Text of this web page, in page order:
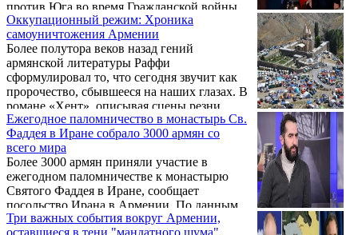
прогнозы часто строятся на анализе
невидимых, но ощутимых гравитационных
сдвигов на международной арене. Именно
такая ...
против Юга во время Гражданской войны.
Позднее, в годы холодной войны, США
применили стратегию анаконды в
отношении СССР. Затем она была
продолжена в отношении России, Ирака,
Ливии, а теперь и Ирана...
Оккупационный режим: Хроника
самоуничтожения Армении
Более полутора веков назад гений
армянской литературы Раффи
сформулировал то, что сегодня звучит как
пророчество, сбывшееся на наших глазах. В
романе «Хент», описывая сцены резни
армян турками и курдами, он вложил в уста
своего героя слова, которые должны были
стать предупреждением для всех
последующих поколений: «Смотрите,
смотрите! В этой толпе нет ни одного, кто
поднял бы руку на своих убийц!.. Изверги
поджигают дома, бросают детей в огонь,
похищают женщин – и все это происходит
Ежегодное паломничество в монастырь Св.
Фаддея в Иране собрало 3000 армян со
всего мира
Более 3000 армян приняли участие в
ежегодном паломничестве к монастырю
Святого Фаддея в Иране, сообщает
посольство Ирана в Армении. По данным
дипмиссии, паломничество прошло 16-18
Три важных события вокруг Армении,
оставшиеся в тени "мандатного шума"